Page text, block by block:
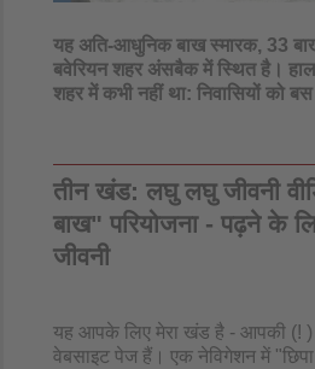
यह अति-आधुनिक बाख स्मारक, 33
बवेरियन शहर अंसबैक में स्थित है।
शहर में कभी नहीं था: निवासियों को
तीन खंड: लघु लघु जीवनी
बाख" परियोजना - पढ़ने के
जीवनी
यह आपके लिए मेरा खंड है - आपकी (! )
वेबसाइट पेज हैं। एक नेविगेशन में